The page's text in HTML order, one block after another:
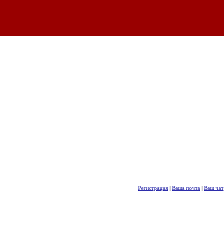
Регистрация | Ваша почта | Ваш чат